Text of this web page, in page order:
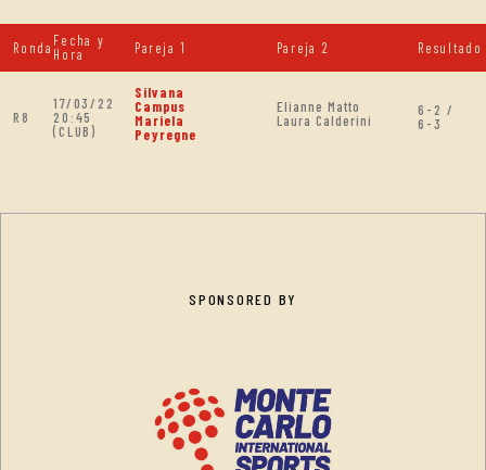
Ronda Fecha y
Hora
Pareja 1 Pareja 2 Resultado
R8
17/03/22
20:45
(CLUB)
Silvana
Campus
Mariela
Peyregne
Elianne Matto
Laura Calderini
6-2 /
6-3
SPONSORED BY